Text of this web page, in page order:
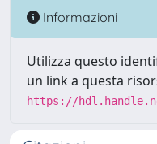
Informazioni
Utilizza questo
un link a questa
https://